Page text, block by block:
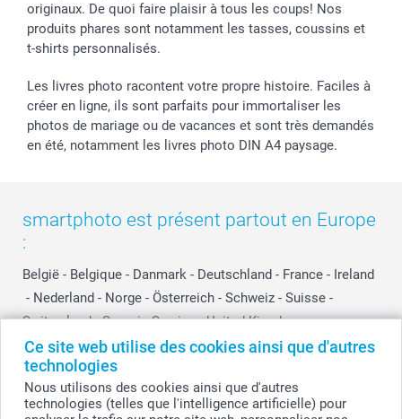
Ce site web utilise des cookies ainsi que d'autres
technologies
Nous utilisons des cookies ainsi que d'autres
technologies (telles que l'intelligence artificielle) pour
originaux. De quoi faire plaisir à tous les coups! Nos
produits phares sont notamment les tasses, coussins et
t-shirts personnalisés.
Les livres photo racontent votre propre histoire. Faciles à
créer en ligne, ils sont parfaits pour immortaliser les
photos de mariage ou de vacances et sont très demandés
en été, notamment les livres photo DIN A4 paysage.
smartphoto est présent partout en Europe
:
België - Belgique - Danmark - Deutschland - France - Ireland
- Nederland - Norge - Österreich - Schweiz - Suisse -
Switzerland - Suomi - Sverige - United Kingdom -
Other Countries
Tous les prix sont en francs suisses (CHF), TVA incluse et hors frais de port.